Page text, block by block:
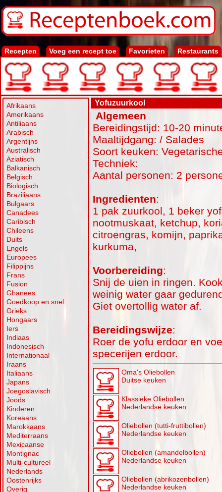
Recepten Voeg een recept toe Favorieten Restaurants
Afrikaans
Amerikaans
Antiliaans
Arabisch
Argentijns
Australisch
Aziatisch
Balkanisch
Belgisch
Biologisch
Braziliaans
Bulgaars
Canadees
Caribisch
Chileens
Duits
Engels
Europees
Filippijns
Frans
Fusion
Ghanees
Goedkoop en snel
Grieks
Hongaars
Iers
Indiaas
Indonesisch
Internationaal
Iraans
Italiaans
Japans
Joegoslavisch
Joods
Kinderen
Koreaans
Marokkaans
Mediterraans
Mexicaanse
Montignac
Multi-cultureel
Nederlands
Oostenrijks
Overig
Yofuzuurkool
Algemeen
Bereidingstijd: 10-20
Maaltijdgang: / Salades
Soort keuken:
Techniek:
Aantal personen: 2
Ingredienten:
1 pak zuurkool, 1 beker
nootmuskaat, ketchup,
citroengras, komijn,
kurkuma,
Voorbereiding:
Snij de uien in ringen.
weinig water gaar
Giet overtollig water af.
Bereidingswijze:
Roer de yofu erdoor en
specerijen erdoor.
Oma's Oliebollen
Duitse keuken
Klassieke Oliebollen
Nederlandse keuken
Oliebollen (tutti-fruttibollen)
Nederlandse keuken
Oliebollen (amandelbollen)
Nederlandse keuken
Oliebollen (abrikozenbollen)
Nederlandse keuken